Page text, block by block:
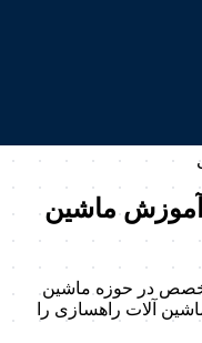
آموزش ماشین
تخصص در حوزه ماشین
آلات راهسازی را